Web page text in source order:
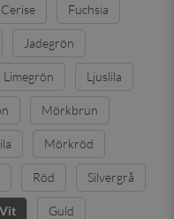
Cerise Fuchsia
Jadegrön
Limegrön Ljuslila
Mörkbrun
Mörkröd
Röd Silvergrå
Vit Guld